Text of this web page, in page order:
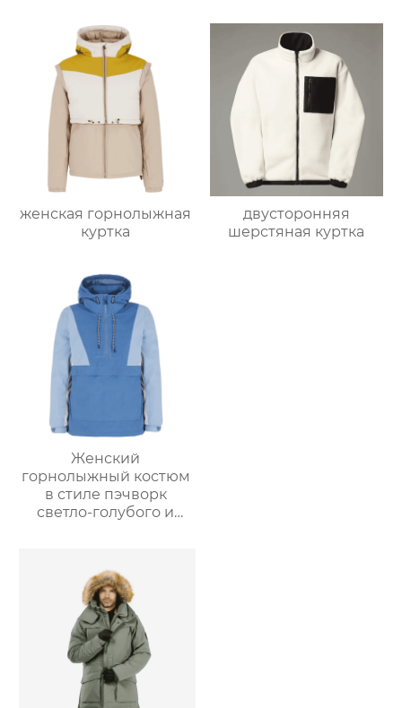
женская горнолыжная
куртка
двусторонняя
шерстяная куртка
Женский
горнолыжный костюм
в стиле пэчворк
светло-голубого и